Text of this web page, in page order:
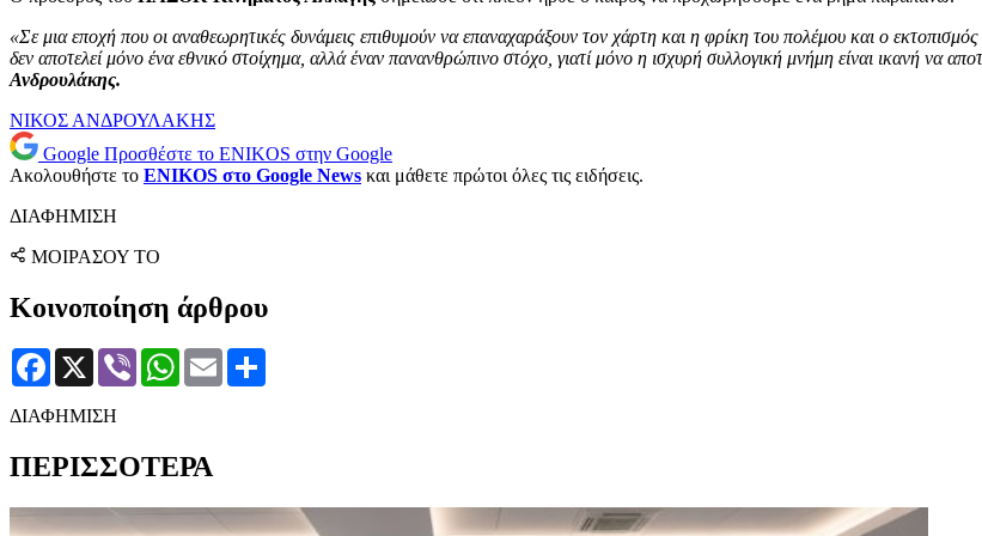
«Σε μια εποχή που οι αναθεωρητικές δυνάμεις επιθυμούν να επαναχαράξουν τον χάρτη και η φρίκη του πολέμου και ο
δεν αποτελεί μόνο ένα εθνικό στοίχημα, αλλά έναν πανανθρώπινο στόχο, γιατί μόνο η ισχυρή συλλογική μνήμη είναι ικανή να
Ανδρουλάκης.
ΝΙΚΟΣ ΑΝΔΡΟΥΛΑΚΗΣ
Google Προσθέστε το ENIKOS στην Google
Ακολουθήστε το ENIKOS στο Google News και μάθετε πρώτοι όλες τις ειδήσεις.
ΔΙΑΦΗΜΙΣΗ
ΜΟΙΡΑΣΟΥ ΤΟ
Κοινοποίηση άρθρου
Facebook
X Viber WhatsApp
Email
ΔΙΑΦΗΜΙΣΗ
ΠΕΡΙΣΣΟΤΕΡΑ